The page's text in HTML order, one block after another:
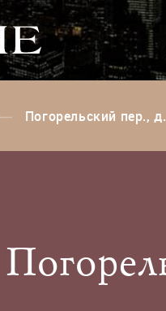
Погорельский пер.,